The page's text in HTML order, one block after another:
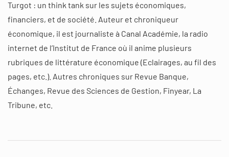
Turgot : un think tank sur les sujets économiques,
financiers, et de société. Auteur et chroniqueur
économique, il est journaliste à Canal Académie, la radio
internet de l’Institut de France où il anime plusieurs
rubriques de littérature économique (Eclairages, au fil des
pages, etc.). Autres chroniques sur Revue Banque,
Échanges, Revue des Sciences de Gestion, Finyear, La
Tribune, etc.